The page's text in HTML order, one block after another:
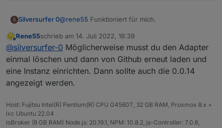
S Silversurfer 0@rene55 Funktioniert für mich.
Offline
Rene55schrieb am 14. Juli 2022, 18:39
zuletzt editiert von
@silversurfer-0 Möglicherweise musst du den Adapter
einmal löschen und dann von Github erneut laden und
eine Instanz einrichten. Dann sollte auch die 0.0.14
angezeigt werden.
Host: Fujitsu Intel(R) Pentium(R) CPU G4560T, 32 GB RAM, Proxmox 8.x +
lxc Ubuntu 22.04
ioBroker (8 GB RAM) Node.js: 20.19.1, NPM: 10.8.2, js-Controller: 7.0.6,